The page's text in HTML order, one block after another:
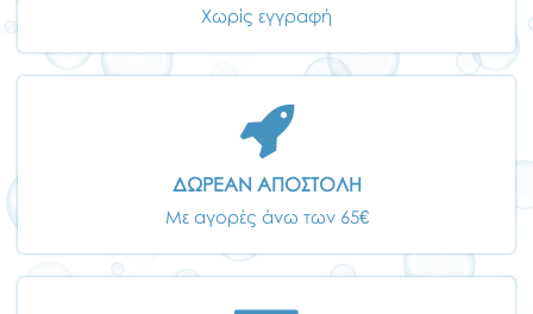
Χωρίς εγγραφή
ΔΩΡΕΑΝ ΑΠΟΣΤΟΛΗ
Με αγορές άνω των 65€